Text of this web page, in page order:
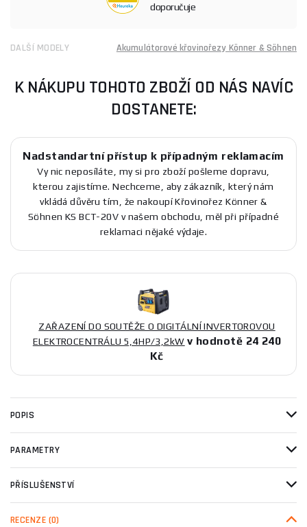
doporučuje
DALŠÍ MODELY Akumulátorové křovinořezy Könner & Söhnen
K NÁKUPU TOHOTO ZBOŽÍ OD NÁS NAVÍC
DOSTANETE:
Nadstandartní přístup k případným reklamacím
Vy nic neposíláte, my si pro zboží pošleme dopravu,
kterou zajistíme. Nechceme, aby zákazník, který nám
vkládá důvěru tím, že nakoupí Křovinořez Könner &
Söhnen KS BCT-20V v našem obchodu, měl při případné
reklamaci nějaké výdaje.
ZAŘAZENÍ DO SOUTĚŽE O DIGITÁLNÍ INVERTOROVOU
ELEKTROCENTRÁLU 5,4HP/3,2kW v hodnotě 24 240
Kč
POPIS
PARAMETRY
PŘÍSLUŠENSTVÍ
RECENZE (0)